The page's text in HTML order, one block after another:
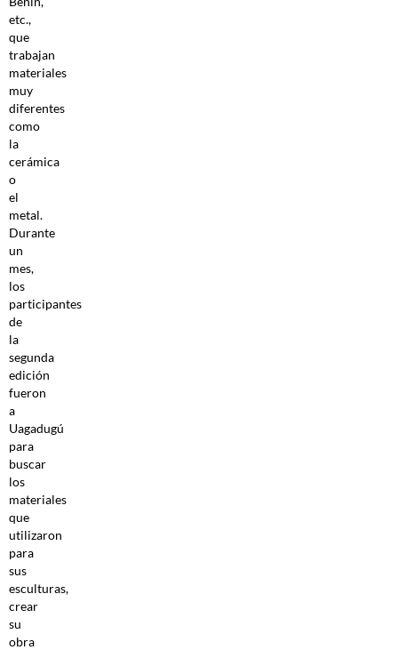
etc.,
que
trabajan
materiales
muy
diferentes
como
la
cerámica
o
el
metal.
Durante
un
mes,
los
participantes
de
la
segunda
edición
fueron
a
Uagadugú
para
buscar
los
materiales
que
utilizaron
para
sus
esculturas,
crear
su
obra